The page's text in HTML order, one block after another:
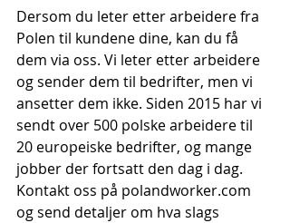
Dersom du leter etter arbeidere fra
Polen til kundene dine, kan du få
dem via oss. Vi leter etter arbeidere
og sender dem til bedrifter, men vi
ansetter dem ikke. Siden 2015 har vi
sendt over 500 polske arbeidere til
20 europeiske bedrifter, og mange
jobber der fortsatt den dag i dag.
Kontakt oss på polandworker.com
og send detaljer om hva slags